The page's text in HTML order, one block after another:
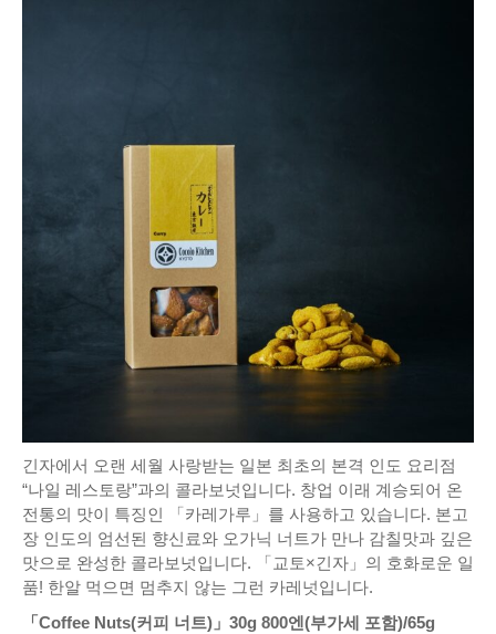
긴자에서 오랜 세월 사랑받는 일본 최초의 본격 인도 요리점
“나일 레스토랑”과의 콜라보넛입니다. 창업 이래 계승되어 온
전통의 맛이 특징인 「카레가루」를 사용하고 있습니다. 본고
장 인도의 엄선된 향신료와 오가닉 너트가 만나 감칠맛과 깊은
맛으로 완성한 콜라보넛입니다. 「교토×긴자」의 호화로운 일
품! 한알 먹으면 멈추지 않는 그런 카레넛입니다.
「Coffee Nuts(커피 너트)」30g 800엔(부가세 포함)/65g